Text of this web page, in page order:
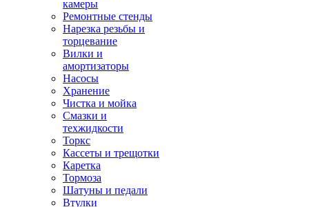
камеры
Ремонтные стенды
Нарезка резьбы и
торцевание
Вилки и
амортизаторы
Насосы
Хранение
Чистка и мойка
Смазки и
техжидкости
Торкс
Кассеты и трещотки
Каретка
Тормоза
Шатуны и педали
Втулки